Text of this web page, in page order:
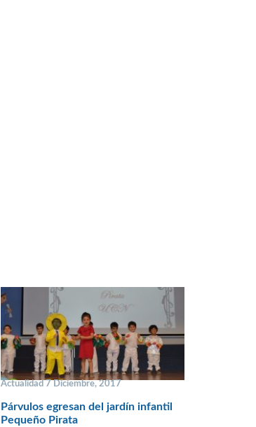
Actualidad 7 Diciembre, 2017
Párvulos egresan del jardín infantil
Pequeño Pirata